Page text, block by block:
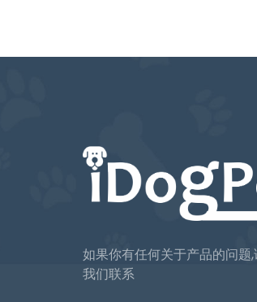
如果你有任何关于产品的问题
我们联系